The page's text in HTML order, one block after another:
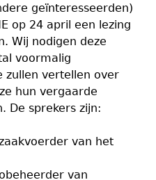
geïnteresseerden)
op 24 april een lezing
Wij nodigen deze
voormalig
zullen vertellen over
hun vergaarde
De sprekers zijn:
van het
van